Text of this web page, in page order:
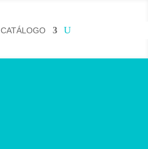
CATÁLOGO